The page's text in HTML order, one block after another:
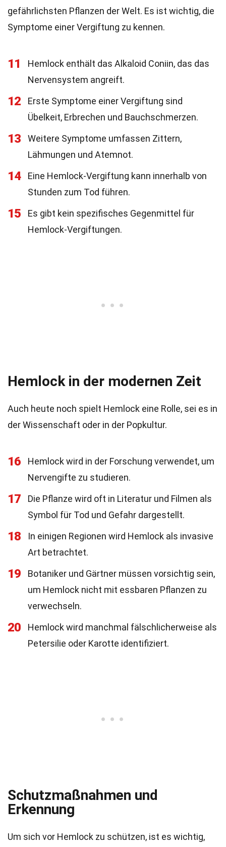
gefährlichsten Pflanzen der Welt. Es ist wichtig, die
Symptome einer Vergiftung zu kennen.
11
Hemlock enthält das Alkaloid Coniin, das das
Nervensystem angreift.
12
Erste Symptome einer Vergiftung sind
Übelkeit, Erbrechen und Bauchschmerzen.
13
Weitere Symptome umfassen Zittern,
Lähmungen und Atemnot.
14
Eine Hemlock-Vergiftung kann innerhalb von
Stunden zum Tod führen.
15
Es gibt kein spezifisches Gegenmittel für
Hemlock-Vergiftungen.
Hemlock in der modernen Zeit
Auch heute noch spielt Hemlock eine Rolle, sei es in
der Wissenschaft oder in der Popkultur.
16
Hemlock wird in der Forschung verwendet, um
Nervengifte zu studieren.
17
Die Pflanze wird oft in Literatur und Filmen als
Symbol für Tod und Gefahr dargestellt.
18
In einigen Regionen wird Hemlock als invasive
Art betrachtet.
19
Botaniker und Gärtner müssen vorsichtig sein,
um Hemlock nicht mit essbaren Pflanzen zu
verwechseln.
20
Hemlock wird manchmal fälschlicherweise als
Petersilie oder Karotte identifiziert.
Schutzmaßnahmen und
Erkennung
Um sich vor Hemlock zu schützen, ist es wichtig,